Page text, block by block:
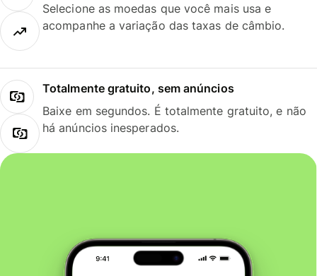
Selecione as moedas que você mais usa e
acompanhe a variação das taxas de câmbio.
Totalmente gratuito, sem anúncios
Baixe em segundos. É totalmente gratuito, e não
há anúncios inesperados.